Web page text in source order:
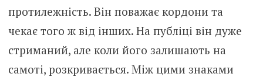
протилежність. Він поважає кордони та
чекає того ж від інших. На публіці він дуже
стриманий, але коли його залишають на
самоті, розкривається. Між цими знаками